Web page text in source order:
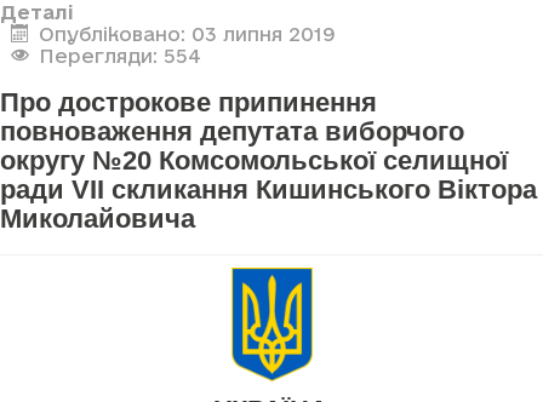
Деталі
Опубліковано: 03 липня 2019
Перегляди: 554
Про дострокове припинення
повноваження депутата виборчого
округу №20 Комсомольської селищної
ради VII скликання Кишинського Віктора
Миколайовича